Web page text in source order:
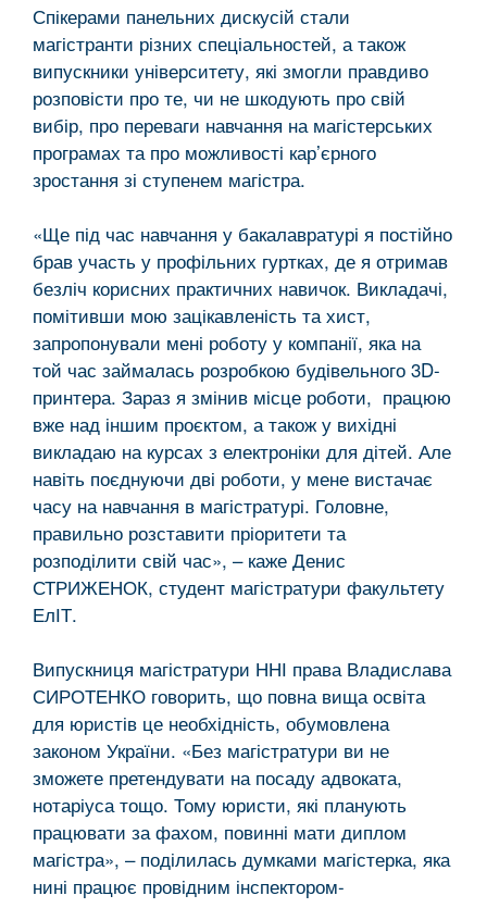
Спікерами панельних дискусій стали
магістранти різних спеціальностей, а також
випускники університету, які змогли правдиво
розповісти про те, чи не шкодують про свій
вибір, про переваги навчання на магістерських
програмах та про можливості кар’єрного
зростання зі ступенем магістра.
«Ще під час навчання у бакалавратурі я постійно
брав участь у профільних гуртках, де я отримав
безліч корисних практичних навичок. Викладачі,
помітивши мою зацікавленість та хист,
запропонували мені роботу у компанії, яка на
той час займалась розробкою будівельного 3D-
принтера. Зараз я змінив місце роботи, працюю
вже над іншим проєктом, а також у вихідні
викладаю на курсах з електроніки для дітей. Але
навіть поєднуючи дві роботи, у мене вистачає
часу на навчання в магістратурі. Головне,
правильно розставити пріоритети та
розподілити свій час», – каже Денис
СТРИЖЕНОК, студент магістратури факультету
ЕлІТ.
Випускниця магістратури ННІ права Владислава
СИРОТЕНКО говорить, що повна вища освіта
для юристів це необхідність, обумовлена
законом України. «Без магістратури ви не
зможете претендувати на посаду адвоката,
нотаріуса тощо. Тому юристи, які планують
працювати за фахом, повинні мати диплом
магістра», – поділилась думками магістерка, яка
нині працює провідним інспектором-